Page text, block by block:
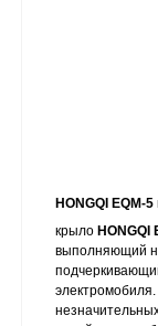
HONGQI EQM-
крыло HONGQI
выполняющий